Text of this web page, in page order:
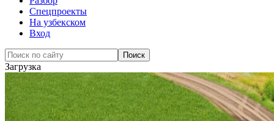
Спецпроекты
На узбекском
Вход
Загрузка